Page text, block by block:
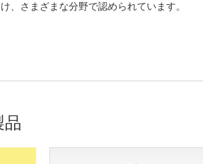
け、さまざまな分野で認められています。
品